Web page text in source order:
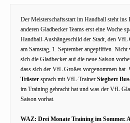
Der Meisterschaftsstart im Handball steht ins
anderen Gladbecker Teams erst eine Woche
Handball-Aushängeschild der Stadt, den VfL
am Samstag, 1. September angepfiffen.
sich die Gladbecker auf die neue Saison
dass sich der VfL Großes vorgenommen hat.
Tröster sprach mit VfL-Trainer Siegbert
im Training gebracht hat und was der VfL
Saison vorhat.
WAZ: Drei Monate Training im Sommer.